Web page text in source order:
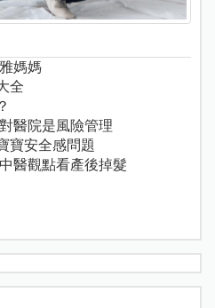
媽媽
全
醫院是風險管理
寶安全感問題
醫觀點看產後掉髮